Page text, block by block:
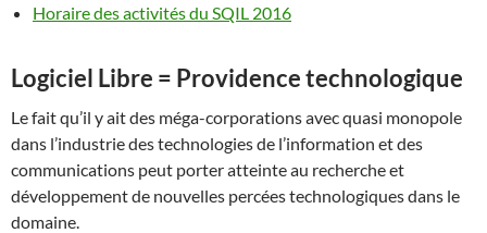
Horaire des activités du SQIL 2016
Logiciel Libre = Providence technologique
Le fait qu’il y ait des méga-corporations avec quasi monopole
dans l’industrie des technologies de l’information et des
communications peut porter atteinte au recherche et
développement de nouvelles percées technologiques dans le
domaine.